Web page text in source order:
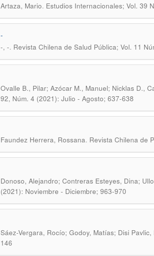
Artaza, Mario. Estudios Internacionales; Vol. 39
-
-, -. Revista Chilena de Salud Pública; Vol. 11
Ovalle B., Pilar; Azócar M., Manuel; Nicklas D.,
92, Núm. 4 (2021): Julio - Agosto; 637-638
Faundez Herrera, Rossana. Revista Chilena de
Donoso, Alejandro; Contreras Esteyes, Dina;
(2021): Noviembre - Diciembre; 963-970
Sáez-Vergara, Rocío; Godoy, Matías; Disi Pavlic,
146